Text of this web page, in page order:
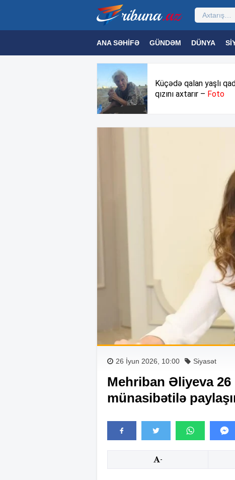
ANA SƏHIFƏ GÜNDƏM DÜNYA
MƏDƏNIYYƏT
Küçədə qalan yaşlı
qızını axtarır – Foto
26 İyun 2026, 10:00 Siyasət
Mehriban Əliyeva 26
münasibətilə
-